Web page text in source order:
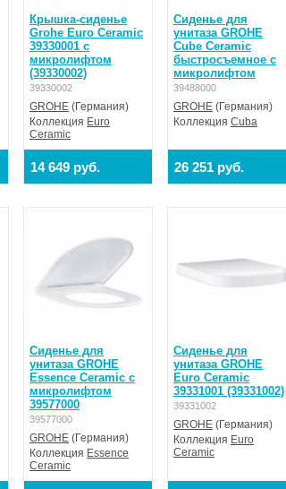
Крышка-сиденье
Grohe Euro Ceramic
39330001 с
микролифтом
(39330002)
39330002
GROHE (Германия)
Коллекция Euro
Ceramic
14 649 руб.
Сиденье для
унитаза GROHE
Cube Ceramic
быстросъемное с
микролифтом
39488000
GROHE (Германия)
Коллекция Cuba
26 251 руб.
Сиденье для
унитаза GROHE
Essence Ceramic с
микролифтом
39577000
39577000
GROHE (Германия)
Коллекция Essence
Ceramic
Сиденье для
унитаза GROHE
Euro Ceramic
39331001 (39331002)
39331002
GROHE (Германия)
Коллекция Euro
Ceramic